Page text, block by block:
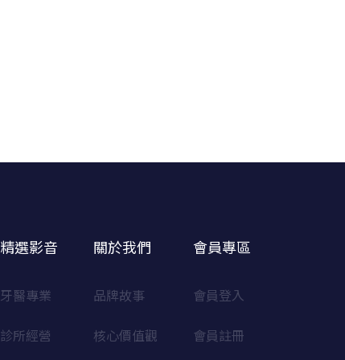
精選影音
牙醫專業
診所經營
關於我們
品牌故事
核心價值觀
會員專區
會員登入
會員註冊